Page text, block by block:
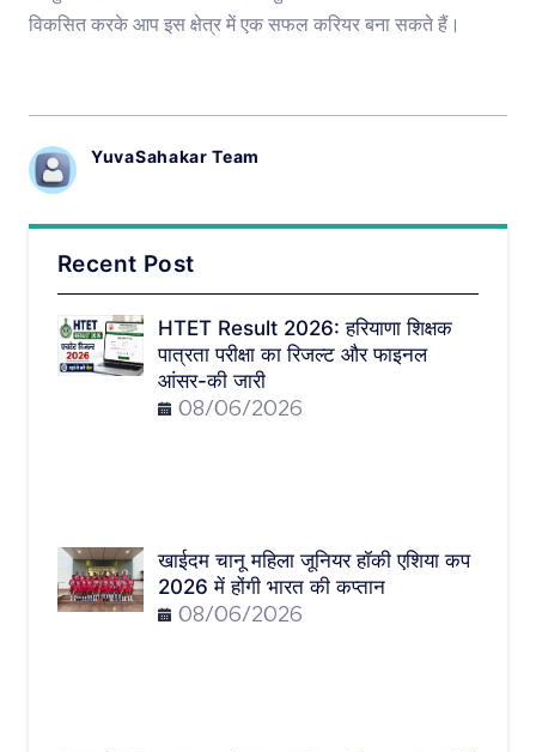
विकसित करके आप इस क्षेत्र में एक सफल करियर बना सकते हैं।
YuvaSahakar Team
Recent Post
HTET Result 2026: हरियाणा शिक्षक
पात्रता परीक्षा का रिजल्ट और फाइनल
आंसर-की जारी
08/06/2026
खाईदम चानू महिला जूनियर हॉकी एशिया कप
2026 में होंगी भारत की कप्तान
08/06/2026